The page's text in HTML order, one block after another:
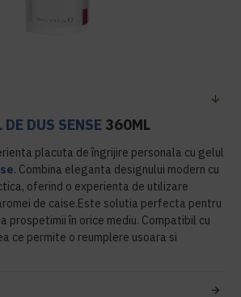
DE DUS SENSE 360ML
placuta de îngrijire personala cu gelul
. Combina eleganta designului modern cu
oferind o experienta de utilizare
de caise.Este solutia perfecta pentru
prospetimii în orice mediu. Compatibil cu
ce permite o reumplere usoara si